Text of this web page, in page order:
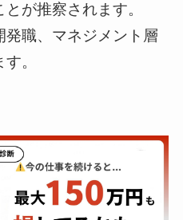
が推察されます。
職、マネジメント層
。